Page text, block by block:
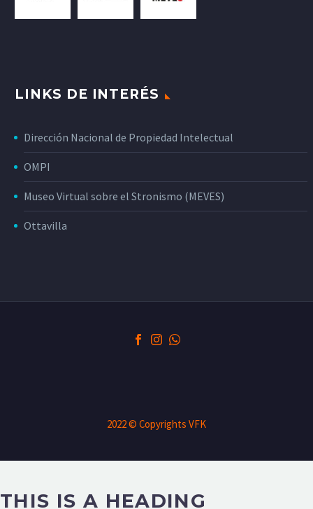
LINKS DE INTERÉS
Dirección Nacional de Propiedad Intelectual
OMPI
Museo Virtual sobre el Stronismo (MEVES)
Ottavilla
2022 © Copyrights VFK
THIS IS A HEADING